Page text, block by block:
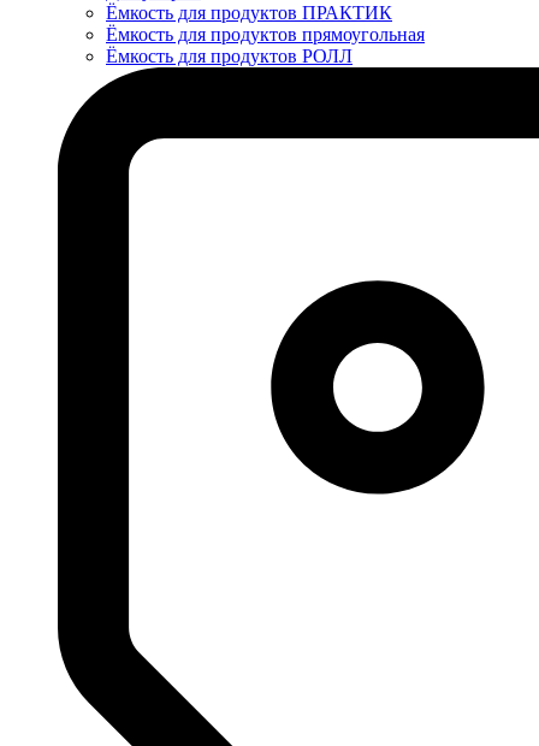
Ёмкость для продуктов ПРАКТИК
Ёмкость для продуктов прямоугольная
Ёмкость для продуктов РОЛЛ